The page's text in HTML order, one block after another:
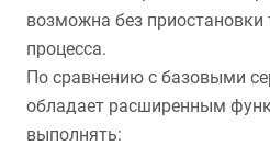
возможна без приостановки
процесса.
По сравнению с базовыми
обладает расширенным
выполнять: